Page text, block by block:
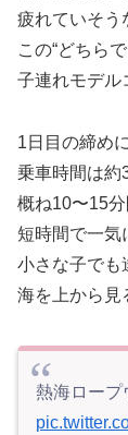
疲れていそう
この“どちら
子連れモデル
1日目の締め
乗車時間は約
概ね10〜15分
短時間で一気
小さな子でも
海を上から見
熱海ロープ